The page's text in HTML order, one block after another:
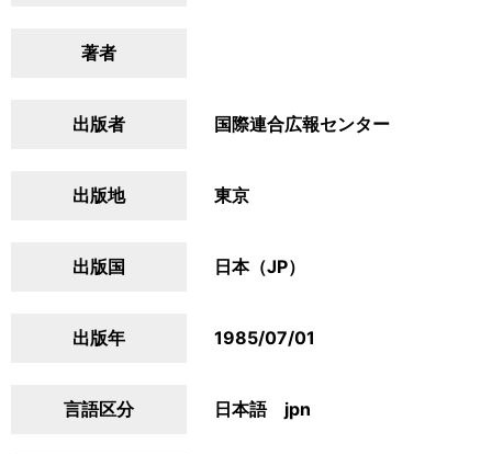
著者
出版者 国際連合広報センター
出版地 東京
出版国 日本（JP）
出版年 1985/07/01
言語区分 日本語 jpn